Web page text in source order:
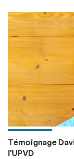
Témoignage
l'UPVD